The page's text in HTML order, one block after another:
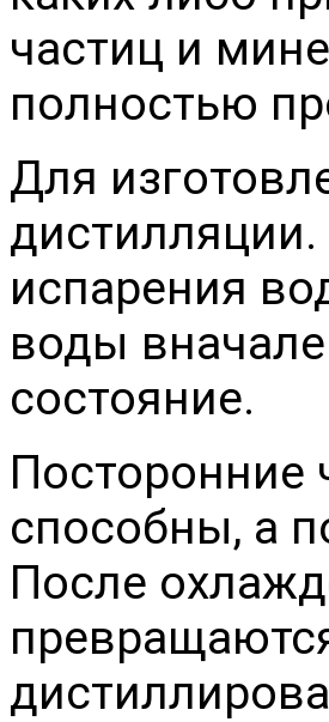
частиц и
полностью
Для
испарения
воды
состояние.
Посторонние
способны, а
После